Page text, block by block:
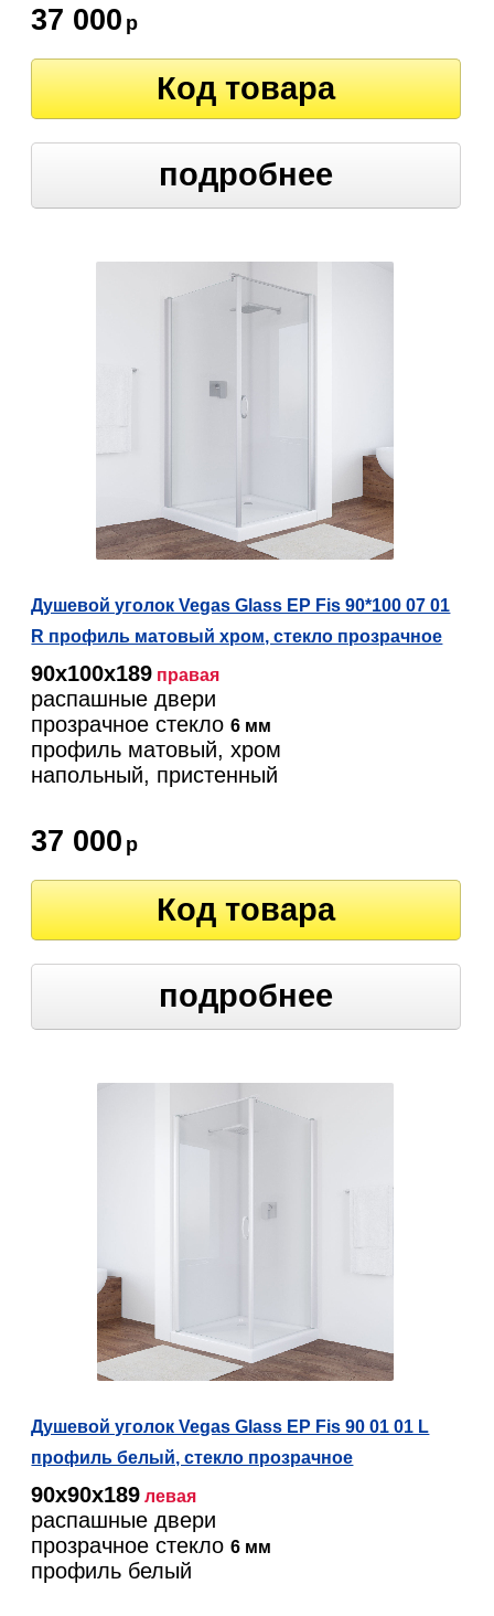
37 000 р
Код товара
подробнее
Душевой уголок Vegas Glass EP Fis 90*100 07 01
R профиль матовый хром, стекло прозрачное
90х100х189 правая
распашные двери
прозрачное стекло6 мм
профиль матовый, хром
напольный, пристенный
37 000 р
Код товара
подробнее
Душевой уголок Vegas Glass EP Fis 90 01 01 L
профиль белый, стекло прозрачное
90х90х189 левая
распашные двери
прозрачное стекло6 мм
профиль белый